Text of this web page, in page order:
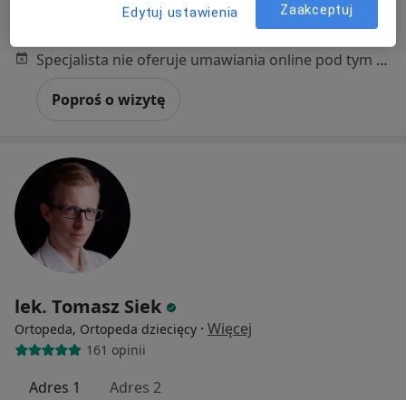
300 zł
Specjalista nie oferuje umawiania online pod tym adresem.
Poproś o wizytę
lek. Tomasz Siek
Ortopeda, Ortopeda dziecięcy · Więcej
161 opinii
Adres 1 Adres 2
Edytuj ustawienia Zaakceptuj